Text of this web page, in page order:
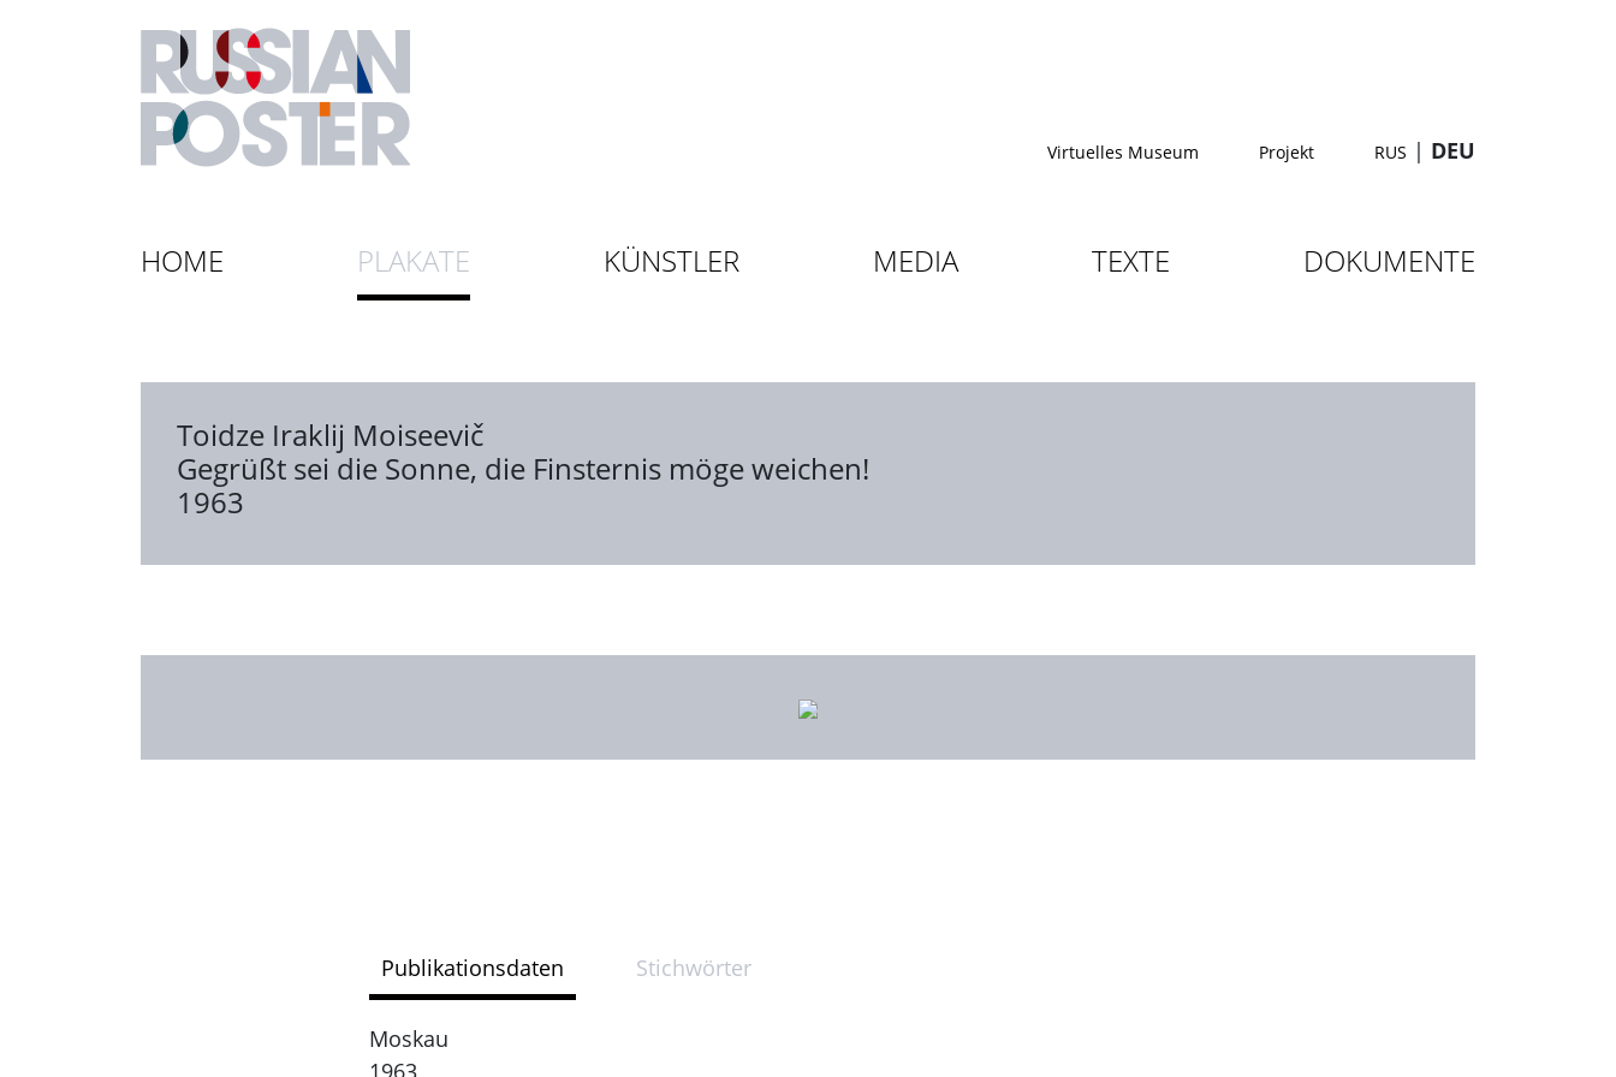
Virtuelles Museum Projekt RUS | DEU
HOME PLAKATE KÜNSTLER MEDIA TEXTE DOKUMENTE
Toidze Iraklij Moiseevič
Gegrüßt sei die Sonne, die Finsternis möge weichen!
1963
Publikationsdaten Stichwörter
Moskau
1963